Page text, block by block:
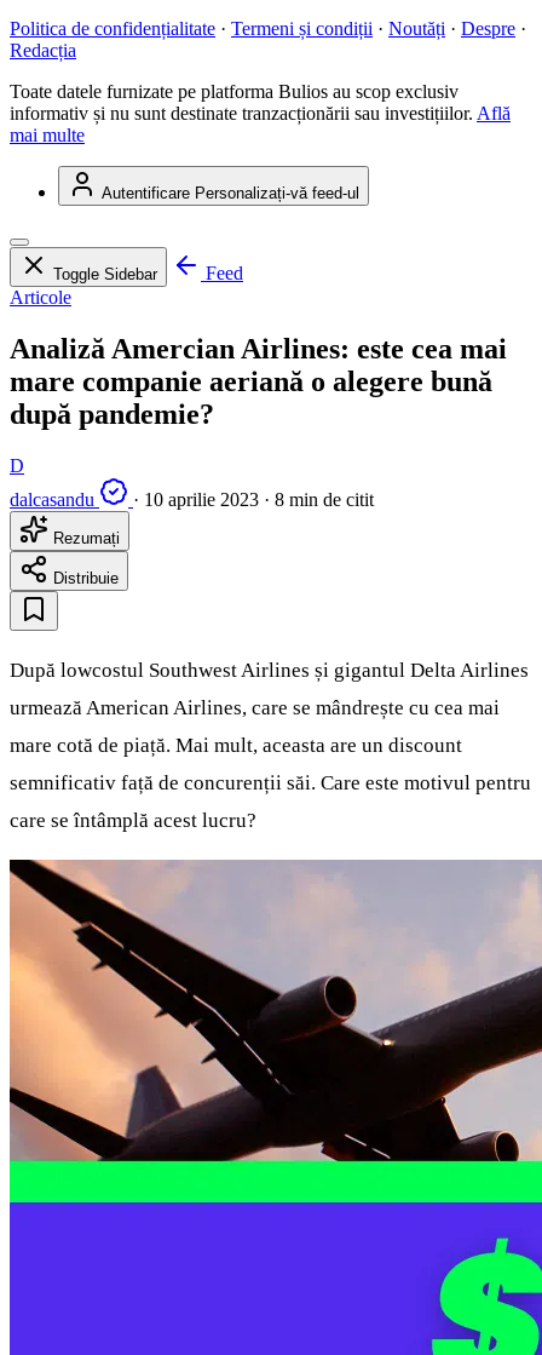
Politica de confidențialitate · Termeni și condiții · Noutăți · Despre ·
Redacția
Toate datele furnizate pe platforma Bulios au scop exclusiv
informativ și nu sunt destinate tranzacționării sau investițiilor. Află
mai multe
Autentificare Personalizați-vă feed-ul
Toggle Sidebar
Feed
Articole
Analiză Amercian Airlines: este cea mai
mare companie aeriană o alegere bună
după pandemie?
D
dalcasandu
· 10 aprilie 2023 · 8 min de citit
Rezumați
Distribuie
După lowcostul Southwest Airlines și gigantul Delta Airlines
urmează American Airlines, care se mândrește cu cea mai
mare cotă de piață. Mai mult, aceasta are un discount
semnificativ față de concurenții săi. Care este motivul pentru
care se întâmplă acest lucru?